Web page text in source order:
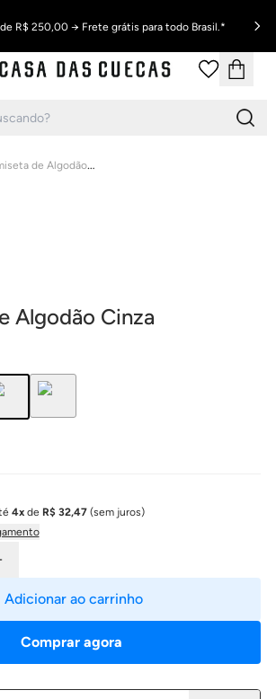
R$ 250,00 → Frete grátis para todo Brasil.*
Camiseta de Algodão Cinza
Algodão Cinza
4xde R$ 32,47(sem juros)
Comprar agora
Adicionar ao carrinho